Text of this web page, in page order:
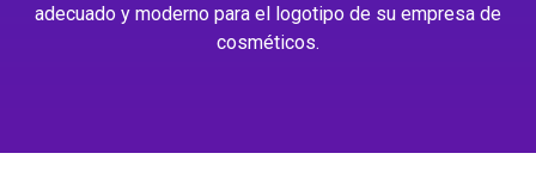
adecuado y moderno para el logotipo de su empresa de
cosméticos.